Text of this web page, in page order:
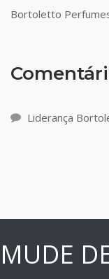
Bortoletto
Liderança
MUDE